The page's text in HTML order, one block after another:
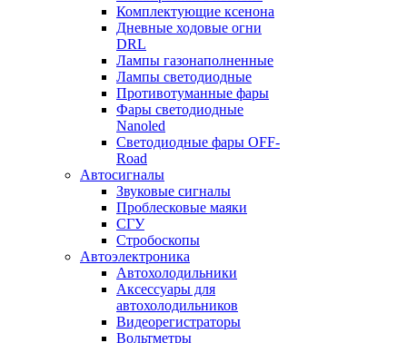
Комплектующие ксенона
Дневные ходовые огни
DRL
Лампы газонаполненные
Лампы светодиодные
Противотуманные фары
Фары светодиодные
Nanoled
Светодиодные фары OFF-
Road
Автосигналы
Звуковые сигналы
Проблесковые маяки
СГУ
Стробоскопы
Автоэлектроника
Автохолодильники
Аксессуары для
автохолодильников
Видеорегистраторы
Вольтметры